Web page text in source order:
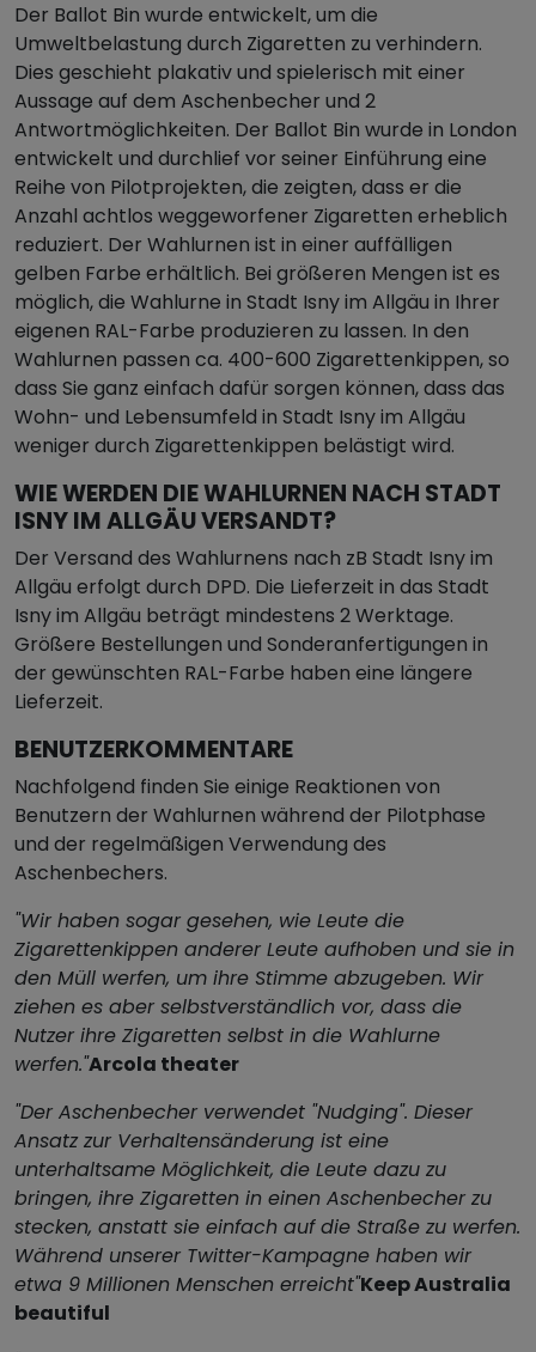
Der Ballot Bin wurde entwickelt, um die
Umweltbelastung durch Zigaretten zu verhindern.
Dies geschieht plakativ und spielerisch mit einer
Aussage auf dem Aschenbecher und 2
Antwortmöglichkeiten. Der Ballot Bin wurde in London
entwickelt und durchlief vor seiner Einführung eine
Reihe von Pilotprojekten, die zeigten, dass er die
Anzahl achtlos weggeworfener Zigaretten erheblich
reduziert. Der Wahlurnen ist in einer auffälligen
gelben Farbe erhältlich. Bei größeren Mengen ist es
möglich, die Wahlurne in Stadt Isny im Allgäu in Ihrer
eigenen RAL-Farbe produzieren zu lassen. In den
Wahlurnen passen ca. 400-600 Zigarettenkippen, so
dass Sie ganz einfach dafür sorgen können, dass das
Wohn- und Lebensumfeld in Stadt Isny im Allgäu
weniger durch Zigarettenkippen belästigt wird.
WIE WERDEN DIE WAHLURNEN NACH STADT
ISNY IM ALLGÄU VERSANDT?
Der Versand des Wahlurnens nach zB Stadt Isny im
Allgäu erfolgt durch DPD. Die Lieferzeit in das Stadt
Isny im Allgäu beträgt mindestens 2 Werktage.
Größere Bestellungen und Sonderanfertigungen in
der gewünschten RAL-Farbe haben eine längere
Lieferzeit.
BENUTZERKOMMENTARE
Nachfolgend finden Sie einige Reaktionen von
Benutzern der Wahlurnen während der Pilotphase
und der regelmäßigen Verwendung des
Aschenbechers.
"Wir haben sogar gesehen, wie Leute die
Zigarettenkippen anderer Leute aufhoben und sie in
den Müll werfen, um ihre Stimme abzugeben. Wir
ziehen es aber selbstverständlich vor, dass die
Nutzer ihre Zigaretten selbst in die Wahlurne
werfen."Arcola theater
"Der Aschenbecher verwendet "Nudging". Dieser
Ansatz zur Verhaltensänderung ist eine
unterhaltsame Möglichkeit, die Leute dazu zu
bringen, ihre Zigaretten in einen Aschenbecher zu
stecken, anstatt sie einfach auf die Straße zu werfen.
Während unserer Twitter-Kampagne haben wir
etwa 9 Millionen Menschen erreicht"Keep Australia
beautiful